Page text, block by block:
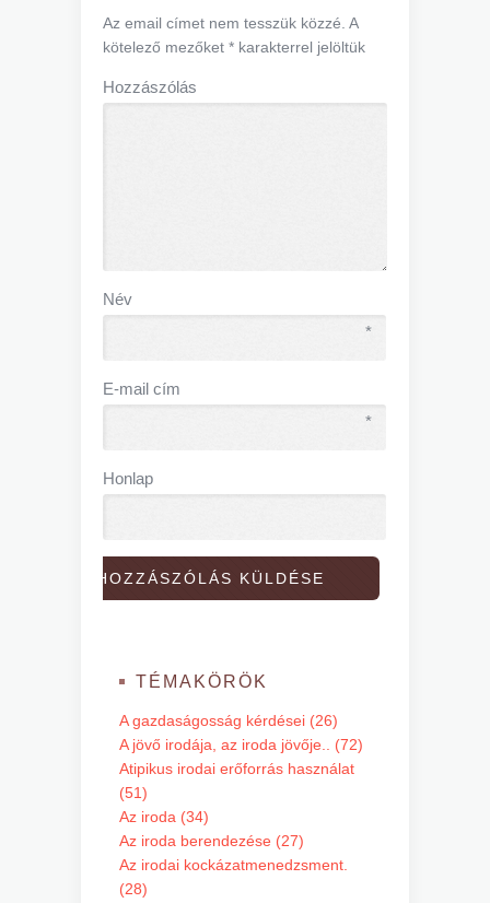
Az email címet nem tesszük közzé. A
kötelező mezőket * karakterrel jelöltük
Hozzászólás
Név
*
E-mail cím
*
Honlap
TÉMAKÖRÖK
A gazdaságosság kérdései (26)
A jövő irodája, az iroda jövője.. (72)
Atipikus irodai erőforrás használat
(51)
Az iroda (34)
Az iroda berendezése (27)
Az irodai kockázatmenedzsment.
(28)